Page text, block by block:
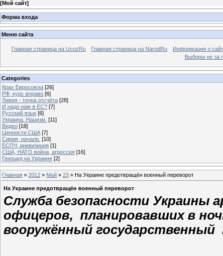
[Мой сайт]
Форма входа
Меню сайта
Главная страница на UcozRu Главная страница на NarodRu
Информация о
Выборы не за
Categories
Крах Евросоюза [26]
РФ, курс вправо [6]
Ливия - точка отсчёта [28]
И надо нам в ЕС? [7]
Русский язык [6]
Украина. Нацизм. [11]
Видео [18]
Ценности США [7]
Сирия, начало. [10]
ЕСПЧ, инквизиция [1]
США, НАТО война, агрессия [16]
Геноцид на Украине [2]
Главная » 2012 » Май » 23 » На Украине предотвращён военный переворот
На Украине предотвращён военный переворот
Служба безопасности Украины
офицеров, планировавших в
вооружённый государственный